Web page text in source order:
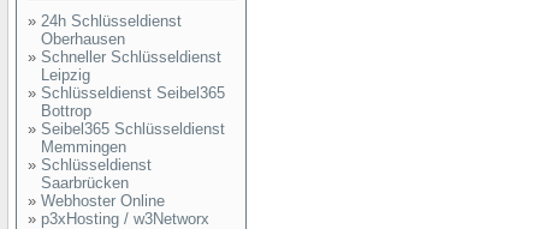
» 24h Schlüsseldienst
Oberhausen
» Schneller Schlüsseldienst
Leipzig
» Schlüsseldienst Seibel365
Bottrop
» Seibel365 Schlüsseldienst
Memmingen
» Schlüsseldienst
Saarbrücken
» Webhoster Online
» p3xHosting / w3Networx